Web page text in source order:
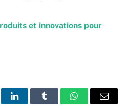
et innovations pour
LinkedInTumblr WhatsAppEmail